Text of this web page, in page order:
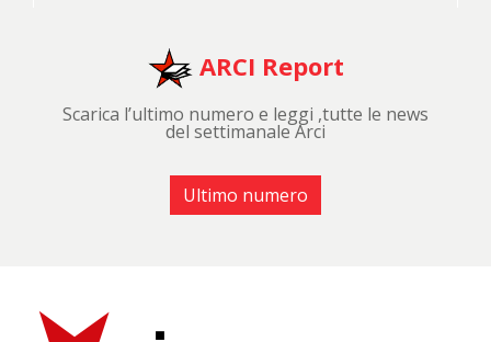
ARCI Report
Scarica l’ultimo numero e leggi ,tutte le news
del settimanale Arci
Ultimo numero